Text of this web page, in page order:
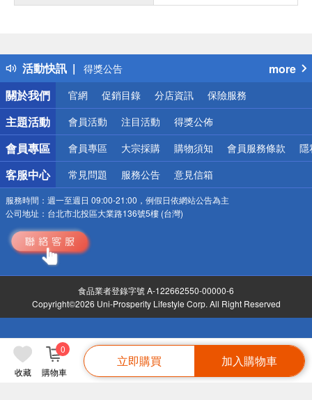
收藏 購物車
0
立即購買 加入購物車
活動快訊
得獎公告
熱門話題
銀行優惠
偏遠地區配送
詐騙網頁！請小心！
more
關於我們
官網 促銷目錄 分店資訊 保險服務
主題活動 會員活動 注目活動 得獎公佈
會員專區 會員專區 大宗採購 購物須知 會員服務條款 隱
客服中心 常見問題 服務公告 意見信箱
服務時間： 週一至週日 09:00-21:00，例假日依網站公告為主
公司地址： 台北市北投區大業路136號5樓 (台灣)
食品業者登錄字號 A-122662550-00000-6
Copyright©2026 Uni-Prosperity Lifestyle Corp. All Right Reserved